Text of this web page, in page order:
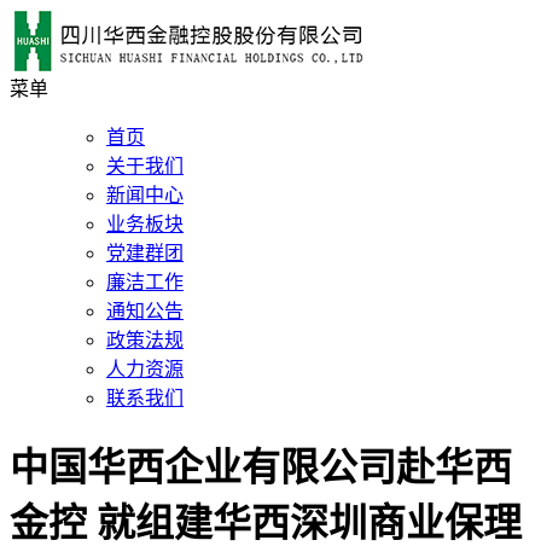
菜单
首页
关于我们
新闻中心
业务板块
党建群团
廉洁工作
通知公告
政策法规
人力资源
联系我们
中国华西企业有限公司赴华西
金控 就组建华西深圳商业保理